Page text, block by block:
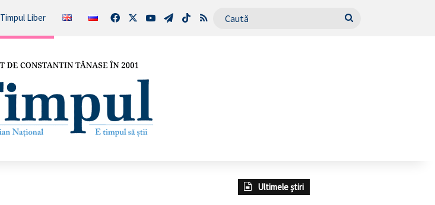
Timpul Liber FacebookYouTubeTelegram
TikTokRSS Caută
Ultimele știri